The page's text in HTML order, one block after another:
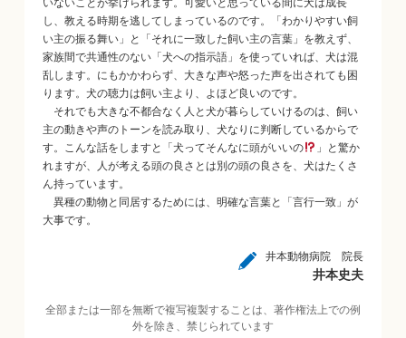
いないことが挙げられます。可愛いと思っている間に犬は成長
し、教える時期を逃してしまっているのです。「わかりやすい飼
い主の振る舞い」と「それに一致した飼い主の言葉」を教えず、
家族間で共通性のない「犬への指示語」を使っていれば、犬は混
乱します。にもかかわらず、大きな声や怒った声を出されても困
ります。犬の聴力は飼い主より、よほど良いのです。
それでも大きな不都合なく人と犬が暮らしていけるのは、飼い
主の動きや声のトーンを読み取り、犬なりに判断しているからで
す。こんな話をしますと「犬ってそんなに頭がいいの
」と驚か
れますが、人が考える頭の良さとは別の頭の良さを、犬はたくさ
ん持っています。
異種の動物と同居するためには、明確な言葉と「言行一致」が
大事です。
井本動物病院 院長
井本史夫
全部または一部を無断で複写複製することは、著作権法上での例
外を除き、禁じられています